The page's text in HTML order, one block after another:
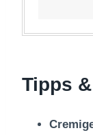
Tipps